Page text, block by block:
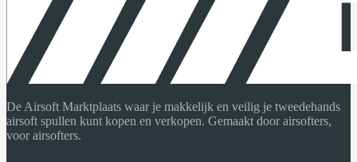
De Airsoft Marktplaats waar je makkelijk en veilig je tweedehands
airsoft spullen kunt kopen en verkopen. Gemaakt door airsofters,
voor airsofters.